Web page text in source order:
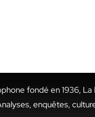
fondé en 1936,
enquêtes,